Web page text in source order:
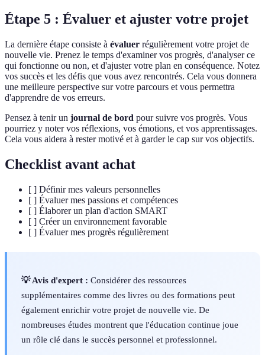
Étape 5 : Évaluer et ajuster votre projet
La dernière étape consiste à évaluer régulièrement votre projet de
nouvelle vie. Prenez le temps d'examiner vos progrès, d'analyser ce
qui fonctionne ou non, et d'ajuster votre plan en conséquence. Notez
vos succès et les défis que vous avez rencontrés. Cela vous donnera
une meilleure perspective sur votre parcours et vous permettra
d'apprendre de vos erreurs.
Pensez à tenir un journal de bord pour suivre vos progrès. Vous
pourriez y noter vos réflexions, vos émotions, et vos apprentissages.
Cela vous aidera à rester motivé et à garder le cap sur vos objectifs.
Checklist avant achat
[ ] Définir mes valeurs personnelles
[ ] Évaluer mes passions et compétences
[ ] Élaborer un plan d'action SMART
[ ] Créer un environnement favorable
[ ] Évaluer mes progrès régulièrement
💡 Avis d'expert : Considérer des ressources
supplémentaires comme des livres ou des formations peut
également enrichir votre projet de nouvelle vie. De
nombreuses études montrent que l'éducation continue joue
un rôle clé dans le succès personnel et professionnel.